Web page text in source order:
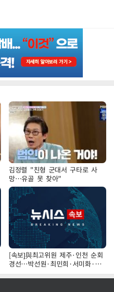
김정렬 "친형 군대서 구타로 사
망…유골 못 찾아"
[속보]與최고위원 제주·인천 순회
경선…박선원·최민희·서미화·한
민수·김용 순